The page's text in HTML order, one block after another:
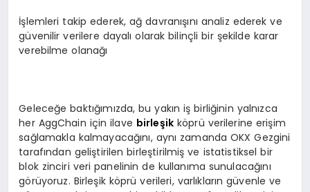
İşlemleri takip ederek, ağ davranışını analiz ederek ve
güvenilir verilere dayalı olarak bilinçli bir şekilde karar
verebilme olanağı
Geleceğe baktığımızda, bu yakın iş birliğinin yalnızca
her AggChain için ilave birleşik köprü verilerine erişim
sağlamakla kalmayacağını, aynı zamanda OKX Gezgini
tarafından geliştirilen birleştirilmiş ve istatistiksel bir
blok zinciri veri panelinin de kullanıma sunulacağını
görüyoruz. Birleşik köprü verileri, varlıkların güvenle ve